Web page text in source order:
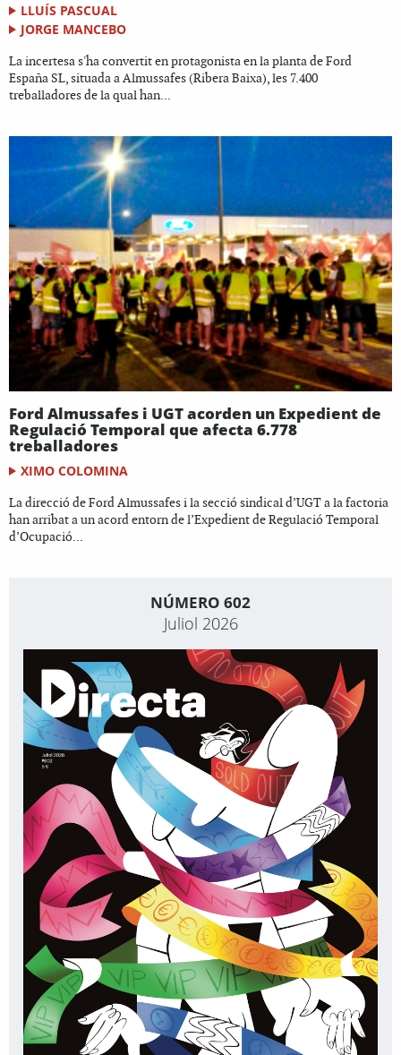
LLUÍS PASCUAL
JORGE MANCEBO
La incertesa s'ha convertit en protagonista en la planta de Ford
España SL, situada a Almussafes (Ribera Baixa), les 7.400
treballadores de la qual han...
Ford Almussafes i UGT acorden un Expedient de
Regulació Temporal que afecta 6.778
treballadores
XIMO COLOMINA
La direcció de Ford Almussafes i la secció sindical d’UGT a la factoria
han arribat a un acord entorn de l’Expedient de Regulació Temporal
d’Ocupació...
NÚMERO 602
Juliol 2026